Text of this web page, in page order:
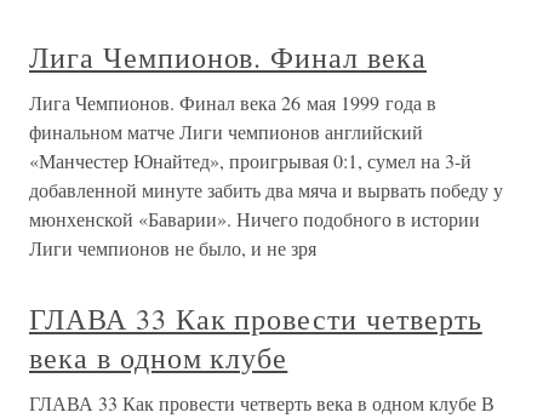
Лига Чемпионов. Финал века
Лига Чемпионов. Финал века 26 мая 1999 года в
финальном матче Лиги чемпионов английский
«Манчестер Юнайтед», проигрывая 0:1, сумел на 3-й
добавленной минуте забить два мяча и вырвать победу у
мюнхенской «Баварии». Ничего подобного в истории
Лиги чемпионов не было, и не зря
ГЛАВА 33 Как провести четверть
века в одном клубе
ГЛАВА 33 Как провести четверть века в одном клубе В